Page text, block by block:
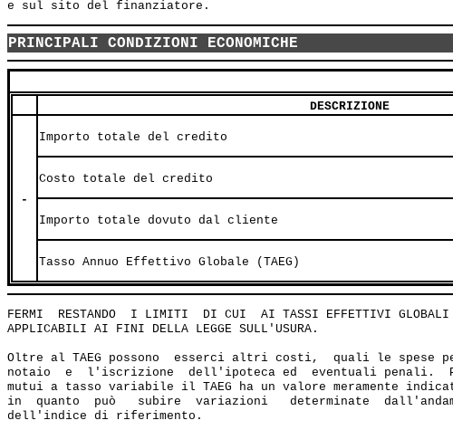
PRINCIPALI CONDIZIONI ECONOMICHE
DESCRIZIONE
-
Importo totale del credito
Costo totale del credito
Importo totale dovuto dal cliente
Tasso Annuo Effettivo Globale (TAEG)
FERMI  RESTANDO  I LIMITI  DI CUI  AI TASSI EFFETTIVI GLOBALI
APPLICABILI AI FINI DELLA LEGGE SULL'USURA.
Oltre al TAEG possono  esserci altri costi,  quali le spese
notaio  e  l'iscrizione  dell'ipoteca ed  eventuali penali.
mutui a tasso variabile il TAEG ha un valore meramente
in  quanto  può   subire  variazioni   determinate